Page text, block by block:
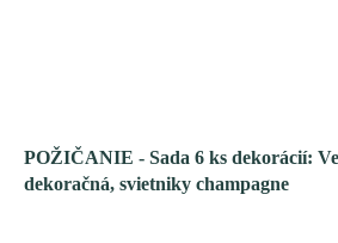
POŽIČANIE - Sada 6 ks dekorácií:
dekoračná, svietniky champagne